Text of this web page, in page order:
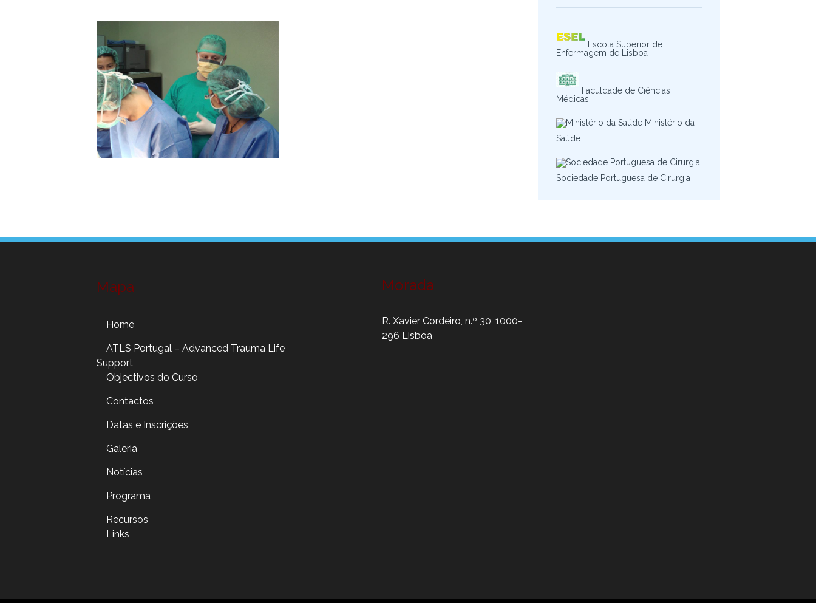
Escola Superior de
Enfermagem de Lisboa
Faculdade de Ciências
Médicas
Ministério da
Saúde
Sociedade Portuguesa de Cirurgia
Mapa
Home
ATLS Portugal – Advanced Trauma Life
Support
Objectivos do Curso
Contactos
Datas e Inscrições
Galeria
Notícias
Programa
Recursos
Links
Morada
R. Xavier Cordeiro, n.º 30, 1000-
296 Lisboa